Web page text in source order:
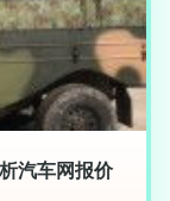
汽车网报价